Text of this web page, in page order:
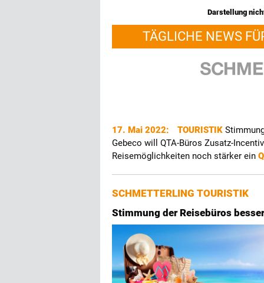
Darstellung
TÄGLICHE NEWS
17. Mai 2022: TOURISTIK
Gebeco will QTA-Büros Zusatz-
Reisemöglichkeiten noch stärker ein
SCHMETTERLING TOURISTIK
Stimmung der Reisebüros